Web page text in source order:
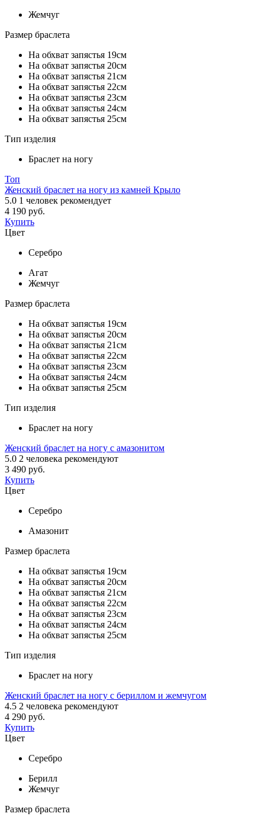
Жемчуг
Размер браслета
На обхват запястья 19см
На обхват запястья 20см
На обхват запястья 21см
На обхват запястья 22см
На обхват запястья 23см
На обхват запястья 24см
На обхват запястья 25см
Тип изделия
Браслет на ногу
Топ
Женский браслет на ногу из камней Крыло
5.0 1 человек рекомендует
4 190 руб.
Купить
Цвет
Серебро
Агат
Жемчуг
Размер браслета
На обхват запястья 19см
На обхват запястья 20см
На обхват запястья 21см
На обхват запястья 22см
На обхват запястья 23см
На обхват запястья 24см
На обхват запястья 25см
Тип изделия
Браслет на ногу
Женский браслет на ногу с амазонитом
5.0 2 человека рекомендуют
3 490 руб.
Купить
Цвет
Серебро
Амазонит
Размер браслета
На обхват запястья 19см
На обхват запястья 20см
На обхват запястья 21см
На обхват запястья 22см
На обхват запястья 23см
На обхват запястья 24см
На обхват запястья 25см
Тип изделия
Браслет на ногу
Женский браслет на ногу с бериллом и жемчугом
4.5 2 человека рекомендуют
4 290 руб.
Купить
Цвет
Серебро
Берилл
Жемчуг
Размер браслета